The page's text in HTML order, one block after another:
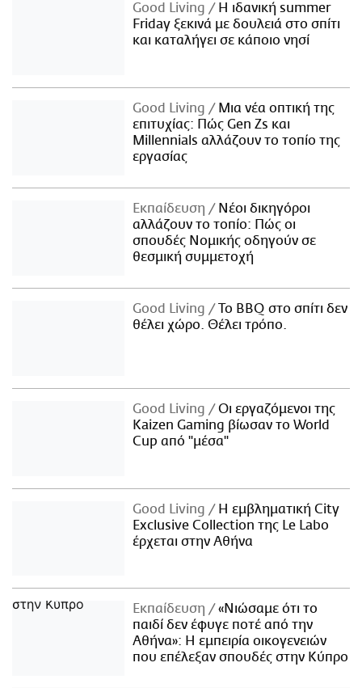
Good Living
Η ιδανική summer
Friday ξεκινά με δουλειά στο σπίτι
και καταλήγει σε κάποιο νησί
Good Living
Μια νέα οπτική της
επιτυχίας: Πώς Gen Zs και
Millennials αλλάζουν το τοπίο της
εργασίας
Εκπαίδευση
Νέοι δικηγόροι
αλλάζουν το τοπίο: Πώς οι
σπουδές Νομικής οδηγούν σε
θεσμική συμμετοχή
Good Living
Το BBQ στο σπίτι δεν
θέλει χώρο. Θέλει τρόπο.
Good Living
Οι εργαζόμενοι της
Kaizen Gaming βίωσαν το World
Cup από "μέσα"
Good Living
Η εμβληματική City
Exclusive Collection της Le Labo
έρχεται στην Αθήνα
Εκπαίδευση
«Νιώσαμε ότι το
παιδί δεν έφυγε ποτέ από την
Αθήνα»: Η εμπειρία οικογενειών
που επέλεξαν σπουδές στην Κύπρο